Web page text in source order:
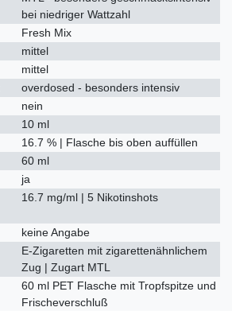
bei niedriger Wattzahl
Fresh Mix
mittel
mittel
overdosed - besonders intensiv
nein
10 ml
16.7 % | Flasche bis oben auffüllen
60 ml
ja
16.7 mg/ml | 5 Nikotinshots
keine Angabe
E-Zigaretten mit zigarettenähnlichem
Zug | Zugart MTL
60 ml PET Flasche mit Tropfspitze und
Frischeverschluß